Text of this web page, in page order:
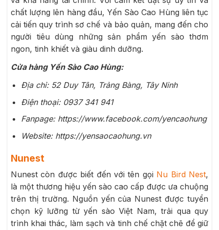
chất lượng lên hàng đầu, Yến Sào Cao Hùng liên tục
cải tiến quy trình sơ chế và bảo quản, mang đến cho
người tiêu dùng những sản phẩm yến sào thơm
ngon, tinh khiết và giàu dinh dưỡng.
Cửa hàng Yến Sào Cao Hùng:
Địa chỉ: 52 Duy Tân, Trảng Bàng, Tây Ninh
Điện thoại: 0937 341 941
Fanpage: https://www.facebook.com/yencaohung
Website: https://yensaocaohung.vn
Nunest
Nunest còn được biết đến với tên gọi Nu Bird Nest,
là một thương hiệu yến sào cao cấp được ưa chuộng
trên thị trường. Nguồn yến của Nunest được tuyển
chọn kỹ lưỡng từ yến sào Việt Nam, trải qua quy
trình khai thác, làm sạch và tinh chế chặt chẽ để giữ